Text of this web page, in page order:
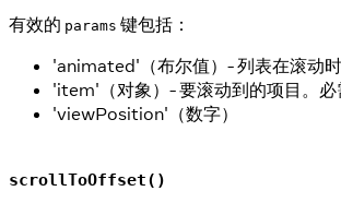
有效的 params 键包括：
'animated'（布尔值）- 列表在滚动
'item'（对象）- 要滚动到的项目。必
'viewPosition'（数字）
scrollToOffset()